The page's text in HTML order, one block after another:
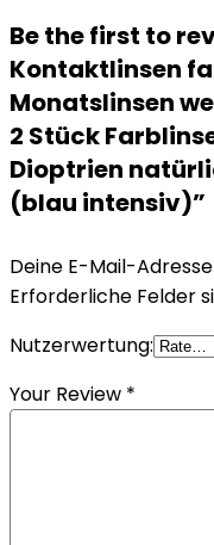
Be the first to
Kontaktlinsen
Monatslinsen
2 Stück
Dioptrien
(blau intensiv)”
Deine E-Mail-
Erforderliche Felder
Nutzerwertung:
Your Review *